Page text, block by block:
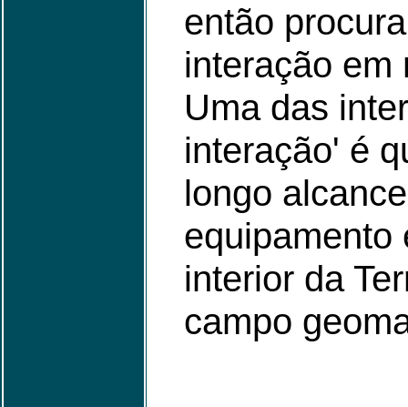
então
interação em
Uma das
interação' é
longo
equipamento
interior da
campo